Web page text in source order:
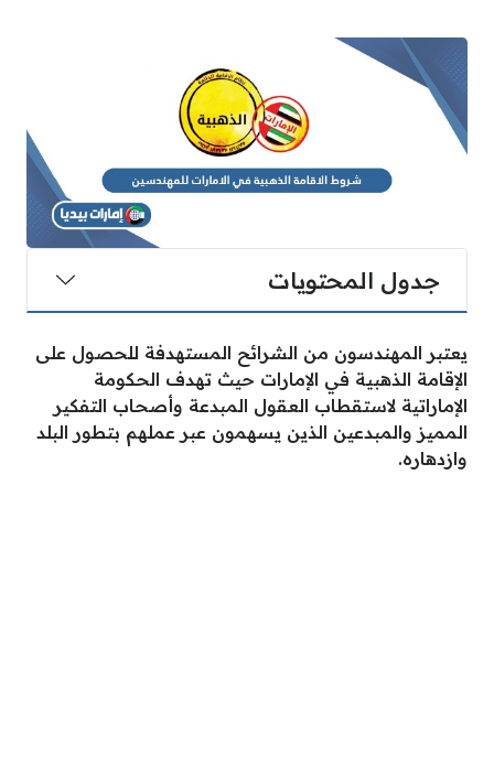
جدول المحتويات
يعتبر المهندسون من الشرائح المستهدفة للحصول على
الإقامة الذهبية في الإمارات حيث تهدف الحكومة
الإماراتية لاستقطاب العقول المبدعة وأصحاب التفكير
المميز والمبدعين الذين يسهمون عبر عملهم بتطور البلد
وازدهاره.